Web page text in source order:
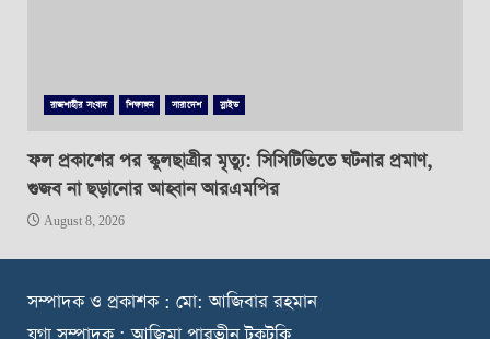
রাজশাহীর সংবাদ শিক্ষাঙ্গন সারাদেশ স্লাইড
ফল প্রকাশের পর স্কুলছাত্রীর মৃত্যু: সিসিটিভিতে ঘটনার প্রমাণ,
গুজব না ছড়ানোর আহ্বান আরএমপির
August 8, 2026
সম্পাদক ও প্রকাশক : মো: আজিবার রহমান